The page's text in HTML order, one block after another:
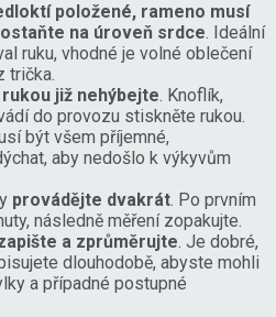
položené, rameno musí
na úroveň srdce. Ideální
ruku, vhodné je volné oblečení
trička.
rukou již nehýbejte. Knoflík,
do provozu stiskněte rukou.
být všem příjemné,
aby nedošlo k výkyvům
provádějte dvakrát. Po prvním
následně měření zopakujte.
a zprůměrujte. Je dobré,
dlouhodobě, abyste mohli
a případné postupné